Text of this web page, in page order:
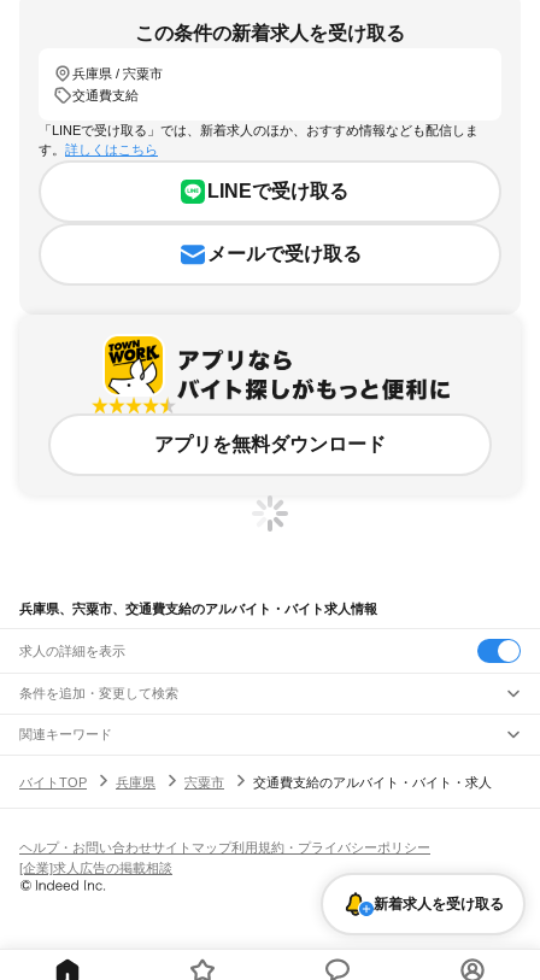
この条件の新着求人を受け取る
兵庫県 / 宍粟市
交通費支給
「LINEで受け取る」では、新着求人のほか、おすすめ情報なども配信しま
す。 詳しくはこちら
LINEで受け取る
メールで受け取る
アプリを無料ダウンロード
兵庫県、宍粟市、交通費支給のアルバイト・バイト求人情報
求人の詳細を表示
条件を追加・変更して検索
市区町村を追加・変更
兵庫県すべて
姫路市尼崎市明石市西宮市洲本市芦屋市伊丹市相生市豊岡市加古川市
西脇市宝塚市三木市 三田市加西市丹波篠山市養父市
たつの市川辺郡多可郡加古郡
駅を追加・変更
尼崎駅 立花駅甲子園口駅 さくら夙川駅 芦屋駅 甲南山手駅
六甲道駅摩耶駅灘駅三ノ宮駅元町駅神戸駅
JR神戸線(神戸～姫路)
須磨駅 塩屋駅垂水駅舞子駅朝霧駅
加古川駅宝殿駅曽根駅
飲食・フードサービス
飲食・フードサービス
ホールスタッフ
皿洗い・洗い場精肉・鮮魚加工
バー（BAR）・バーテンダー
飲食店（店長・マネージャー）
営業・販売
特徴を追加・変更
人気
髪型・髪色自由ひげOKネイルOK
留学生・外国人活躍中
短期
単発・1日OK 期間限定（春夏冬休み等）
契約社員
関連キーワード
兵庫県 宍粟市 車屋事務 兵庫県 宍粟市 宿泊
バイトTOP 兵庫県 宍粟市 交通費支給のアルバイト・バイト・求人
新着求人を受け取る
ヘルプ・お問い合わせサイトマップ利用規約・プライバシーポリシー
[企業]求人広告の掲載相談